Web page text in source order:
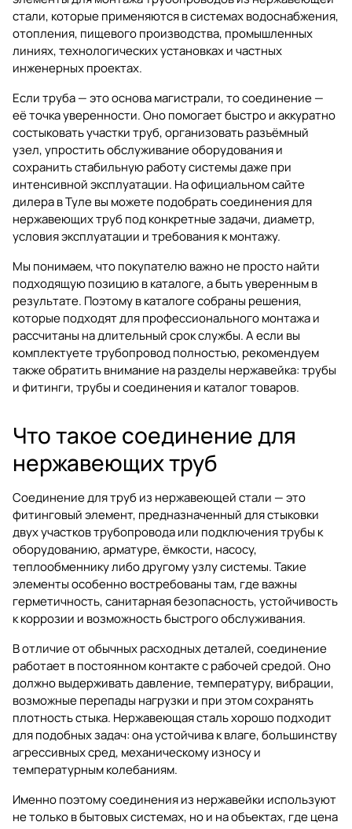
стали, которые применяются в системах водоснабжения,
отопления, пищевого производства, промышленных
линиях, технологических установках и частных
инженерных проектах.
Если труба — это основа магистрали, то соединение —
её точка уверенности. Оно помогает быстро и аккуратно
состыковать участки труб, организовать разъёмный
узел, упростить обслуживание оборудования и
сохранить стабильную работу системы даже при
интенсивной эксплуатации. На официальном сайте
дилера в Туле вы можете подобрать соединения для
нержавеющих труб под конкретные задачи, диаметр,
условия эксплуатации и требования к монтажу.
Мы понимаем, что покупателю важно не просто найти
подходящую позицию в каталоге, а быть уверенным в
результате. Поэтому в каталоге собраны решения,
которые подходят для профессионального монтажа и
рассчитаны на длительный срок службы. А если вы
комплектуете трубопровод полностью, рекомендуем
также обратить внимание на разделы нержавейка: трубы
и фитинги,трубы и соединенияи каталог товаров.
Что такое соединение для
нержавеющих труб
Соединение для труб из нержавеющей стали — это
фитинговый элемент, предназначенный для стыковки
двух участков трубопровода или подключения трубы к
оборудованию, арматуре, ёмкости, насосу,
теплообменнику либо другому узлу системы. Такие
элементы особенно востребованы там, где важны
герметичность, санитарная безопасность, устойчивость
к коррозии и возможность быстрого обслуживания.
В отличие от обычных расходных деталей, соединение
работает в постоянном контакте с рабочей средой. Оно
должно выдерживать давление, температуру, вибрации,
возможные перепады нагрузки и при этом сохранять
плотность стыка. Нержавеющая сталь хорошо подходит
для подобных задач: она устойчива к влаге, большинству
агрессивных сред, механическому износу и
температурным колебаниям.
Именно поэтому соединения из нержавейки используют
не только в бытовых системах, но и на объектах, где цена